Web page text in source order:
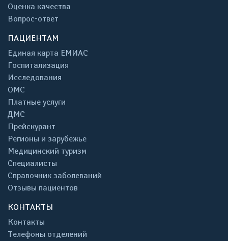
Оценка качества
Вопрос-ответ
ПАЦИЕНТАМ
Единая карта ЕМИАС
Госпитализация
Исследования
ОМС
Платные услуги
ДМС
Прейскурант
Регионы и зарубежье
Медицинский туризм
Специалисты
Справочник заболеваний
Отзывы пациентов
КОНТАКТЫ
Контакты
Телефоны отделений